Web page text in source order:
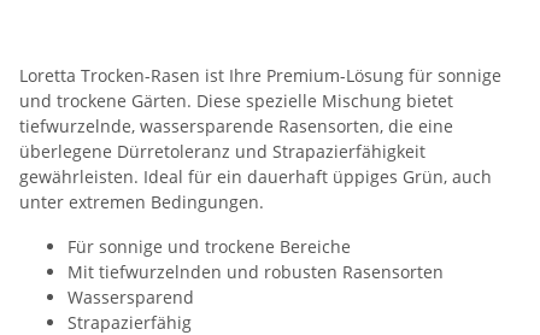
Loretta Trocken-Rasen ist Ihre Premium-Lösung für sonnige
und trockene Gärten. Diese spezielle Mischung bietet
tiefwurzelnde, wassersparende Rasensorten, die eine
überlegene Dürretoleranz und Strapazierfähigkeit
gewährleisten. Ideal für ein dauerhaft üppiges Grün, auch
unter extremen Bedingungen.
Für sonnige und trockene Bereiche
Mit tiefwurzelnden und robusten Rasensorten
Wassersparend
Strapazierfähig